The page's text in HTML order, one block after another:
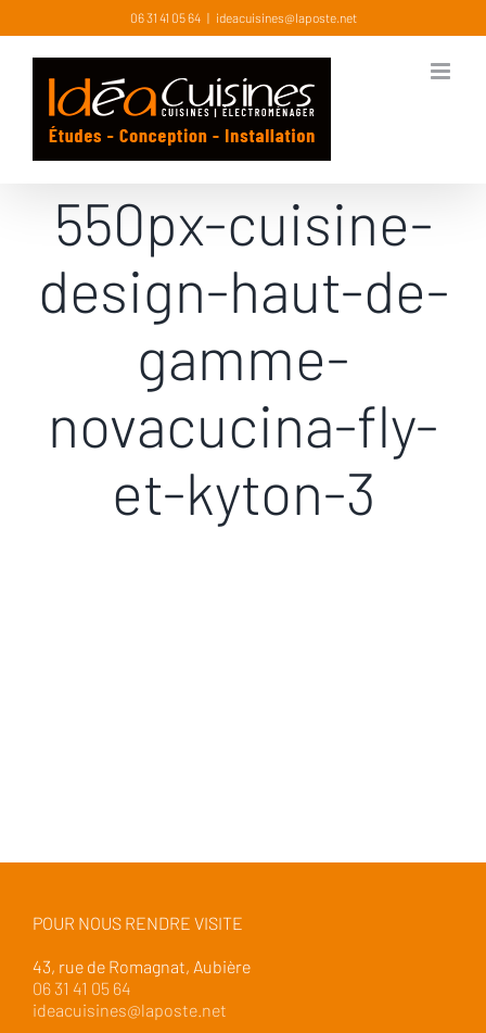
to
content
06 31 41 05 64 | ideacuisines@laposte.net
550px-cuisine-
design-haut-de-
gamme-
novacucina-fly-
et-kyton-3
POUR NOUS RENDRE VISITE
43, rue de Romagnat, Aubière
06 31 41 05 64
ideacuisines@laposte.net